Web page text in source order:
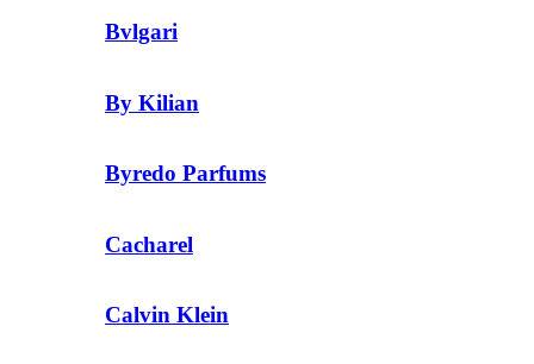
Bvlgari
By Kilian
Byredo Parfums
Cacharel
Calvin Klein